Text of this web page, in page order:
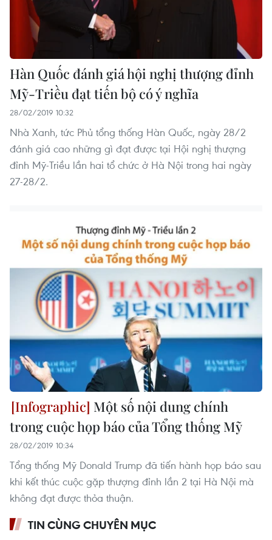
Hàn Quốc đánh giá hội nghị thượng đỉnh
Mỹ-Triều đạt tiến bộ có ý nghĩa
28/02/2019 10:32
Nhà Xanh, tức Phủ tổng thống Hàn Quốc, ngày 28/2
đánh giá cao những gì đạt được tại Hội nghị thượng
đỉnh Mỹ-Triều lần hai tổ chức ở Hà Nội trong hai ngày
27-28/2.
Một số nội dung chính
trong cuộc họp báo của Tổng thống Mỹ
28/02/2019 10:34
Tổng thống Mỹ Donald Trump đã tiến hành họp báo sau
khi kết thúc cuộc gặp thượng đỉnh lần 2 tại Hà Nội mà
không đạt được thỏa thuận.
TIN CÙNG CHUYÊN MỤC